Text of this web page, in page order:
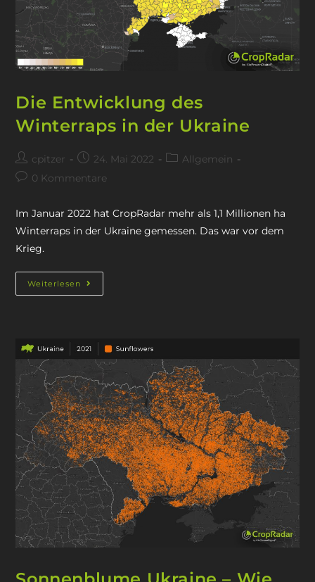
Die Entwicklung des
Winterraps in der Ukraine
cpitzer 24. Mai 2022
Allgemein
0 Kommentare
Im Januar 2022 hat CropRadar mehr als 1,1 Millionen ha
Winterraps in der Ukraine gemessen. Das war vor dem
Krieg.
Weiterlesen